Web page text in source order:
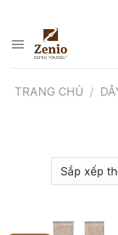
content
TRANG CHỦ /